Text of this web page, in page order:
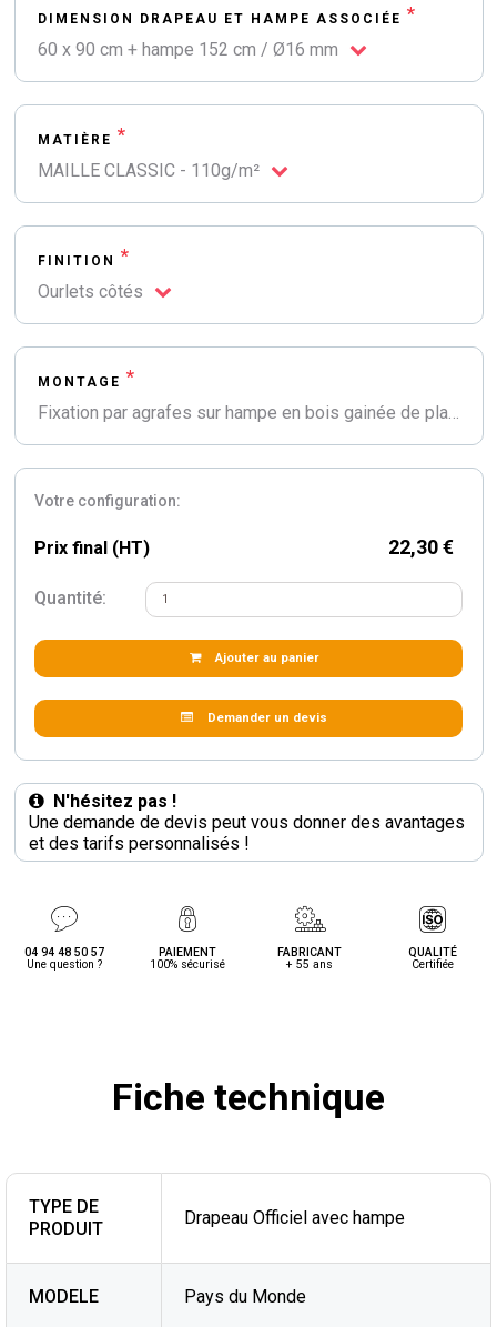
DIMENSION DRAPEAU ET HAMPE ASSOCIÉE *
60 x 90 cm + hampe 152 cm / Ø16 mm
MATIÈRE *
MAILLE CLASSIC - 110g/m²
FINITION *
Ourlets côtés
MONTAGE *
Votre configuration:
Prix final (HT) 22,30 €
Quantité:
Ajouter au panier
Demander un devis
N'hésitez pas !
Une demande de devis peut vous donner des avantages
et des tarifs personnalisés !
04 94 48 50 57
Une question ?
PAIEMENT
100% sécurisé
FABRICANT
+ 55 ans
QUALITÉ
Certifiée
Fiche technique
TYPE DE
PRODUIT
Drapeau Officiel avec hampe
MODELE Pays du Monde